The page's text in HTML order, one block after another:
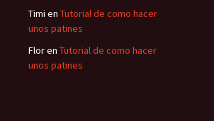
Timi en Tutorial de como hacer
unos patines
Floren Tutorial de como hacer
unos patines